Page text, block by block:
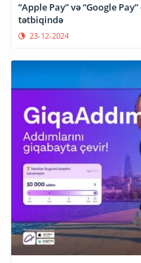
“Apple Pay” və “Google
tətbiqində
23-12-2024